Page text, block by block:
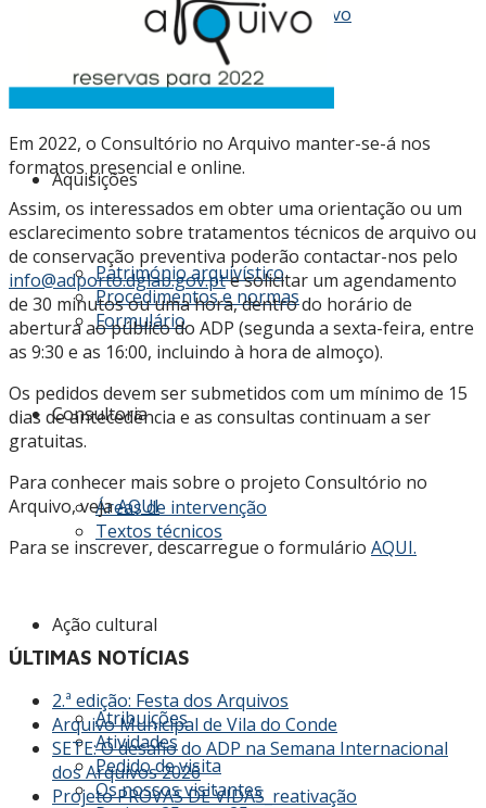
Conhecer os fundos do Arquivo
Cadastro de fundos
Tabela de preços
Regulamentos
Aquisições
Património arquivístico
Procedimentos e normas
Formulário
Consultoria
Áreas de intervenção
Textos técnicos
Ação cultural
Atribuições
Atividades
Pedido de visita
Os nossos visitantes
Em 2022, o Consultório no Arquivo manter-se-á nos
formatos presencial e online.
Assim, os interessados em obter uma orientação ou um
esclarecimento sobre tratamentos técnicos de arquivo ou
de conservação preventiva poderão contactar-nos pelo
info@adporto.dglab.gov.pte solicitar um agendamento
de 30 minutos ou uma hora, dentro do horário de
abertura ao público do ADP (segunda a sexta-feira, entre
as 9:30 e as 16:00, incluindo à hora de almoço).
Os pedidos devem ser submetidos com um mínimo de 15
dias de antecedência e as consultas continuam a ser
gratuitas.
Para conhecer mais sobre o projeto Consultório no
Arquivo, vejaAQUI
Para se inscrever, descarregue o formulário AQUI.
ÚLTIMAS NOTÍCIAS
2.ª edição: Festa dos Arquivos
Arquivo Municipal de Vila do Conde
SETE: O desafio do ADP na Semana Internacional
dos Arquivos 2026
Projeto PROVAS DE VIDAS_reativação